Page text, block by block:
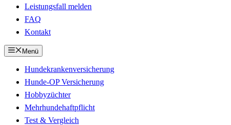
Leistungsfall melden
FAQ
Kontakt
Menü
Hundekrankenversicherung
Hunde-OP Versicherung
Hobbyzüchter
Mehrhundehaftpflicht
Test & Vergleich